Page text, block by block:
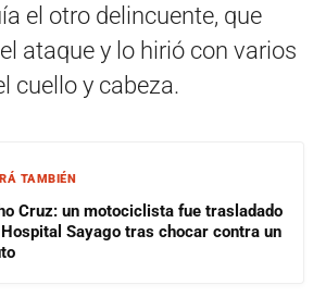
el otro delincuente, que
ataque y lo hirió con varios
cuello y cabeza.
TAMBIÉN
Cruz: un motociclista fue trasladado
Sayago tras chocar contra un